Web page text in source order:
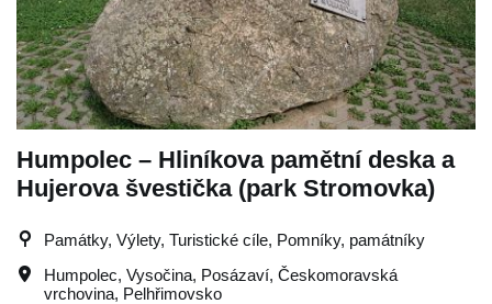
Humpolec – Hliníkova pamětní deska a
Hujerova švestička (park Stromovka)
Památky, Výlety, Turistické cíle, Pomníky, památníky
Humpolec, Vysočina, Posázaví, Českomoravská
vrchovina, Pelhřimovsko